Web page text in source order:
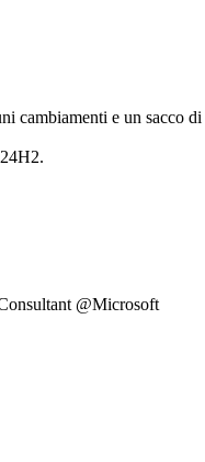
e un sacco
@Microsoft